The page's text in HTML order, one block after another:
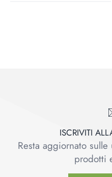
ISCRIVITI
Resta aggiornato
prodotti